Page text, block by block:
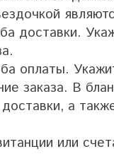
доставки.
оплаты.
заказа. В
а
или